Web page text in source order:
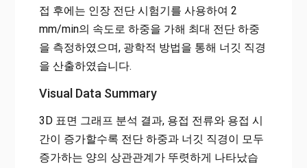
접 후에는 인장 전단 시험기를 사용하여 2
mm/min의 속도로 하중을 가해 최대 전단 하중
을 측정하였으며, 광학적 방법을 통해 너깃 직경
을 산출하였습니다.
Visual Data Summary
3D 표면 그래프 분석 결과, 용접 전류와 용접 시
간이 증가할수록 전단 하중과 너깃 직경이 모두
증가하는 양의 상관관계가 뚜렷하게 나타났습